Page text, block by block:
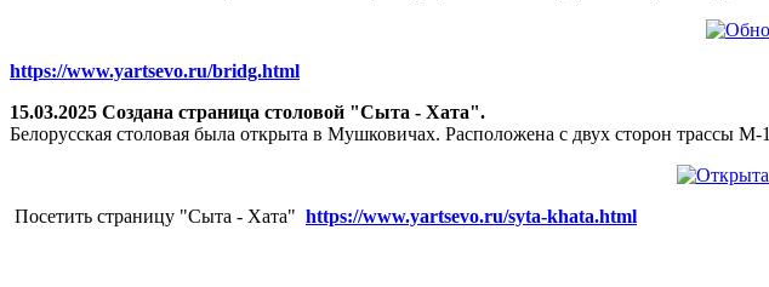
https://www.yartsevo.ru/bridg.html
15.03.2025 Создана страница столовой "Сыта - Хата".
Белорусская столовая была открыта в Мушковичах. Расположена с двух сторон трассы М-1
Посетить страницу "Сыта - Хата" https://www.yartsevo.ru/syta-khata.html